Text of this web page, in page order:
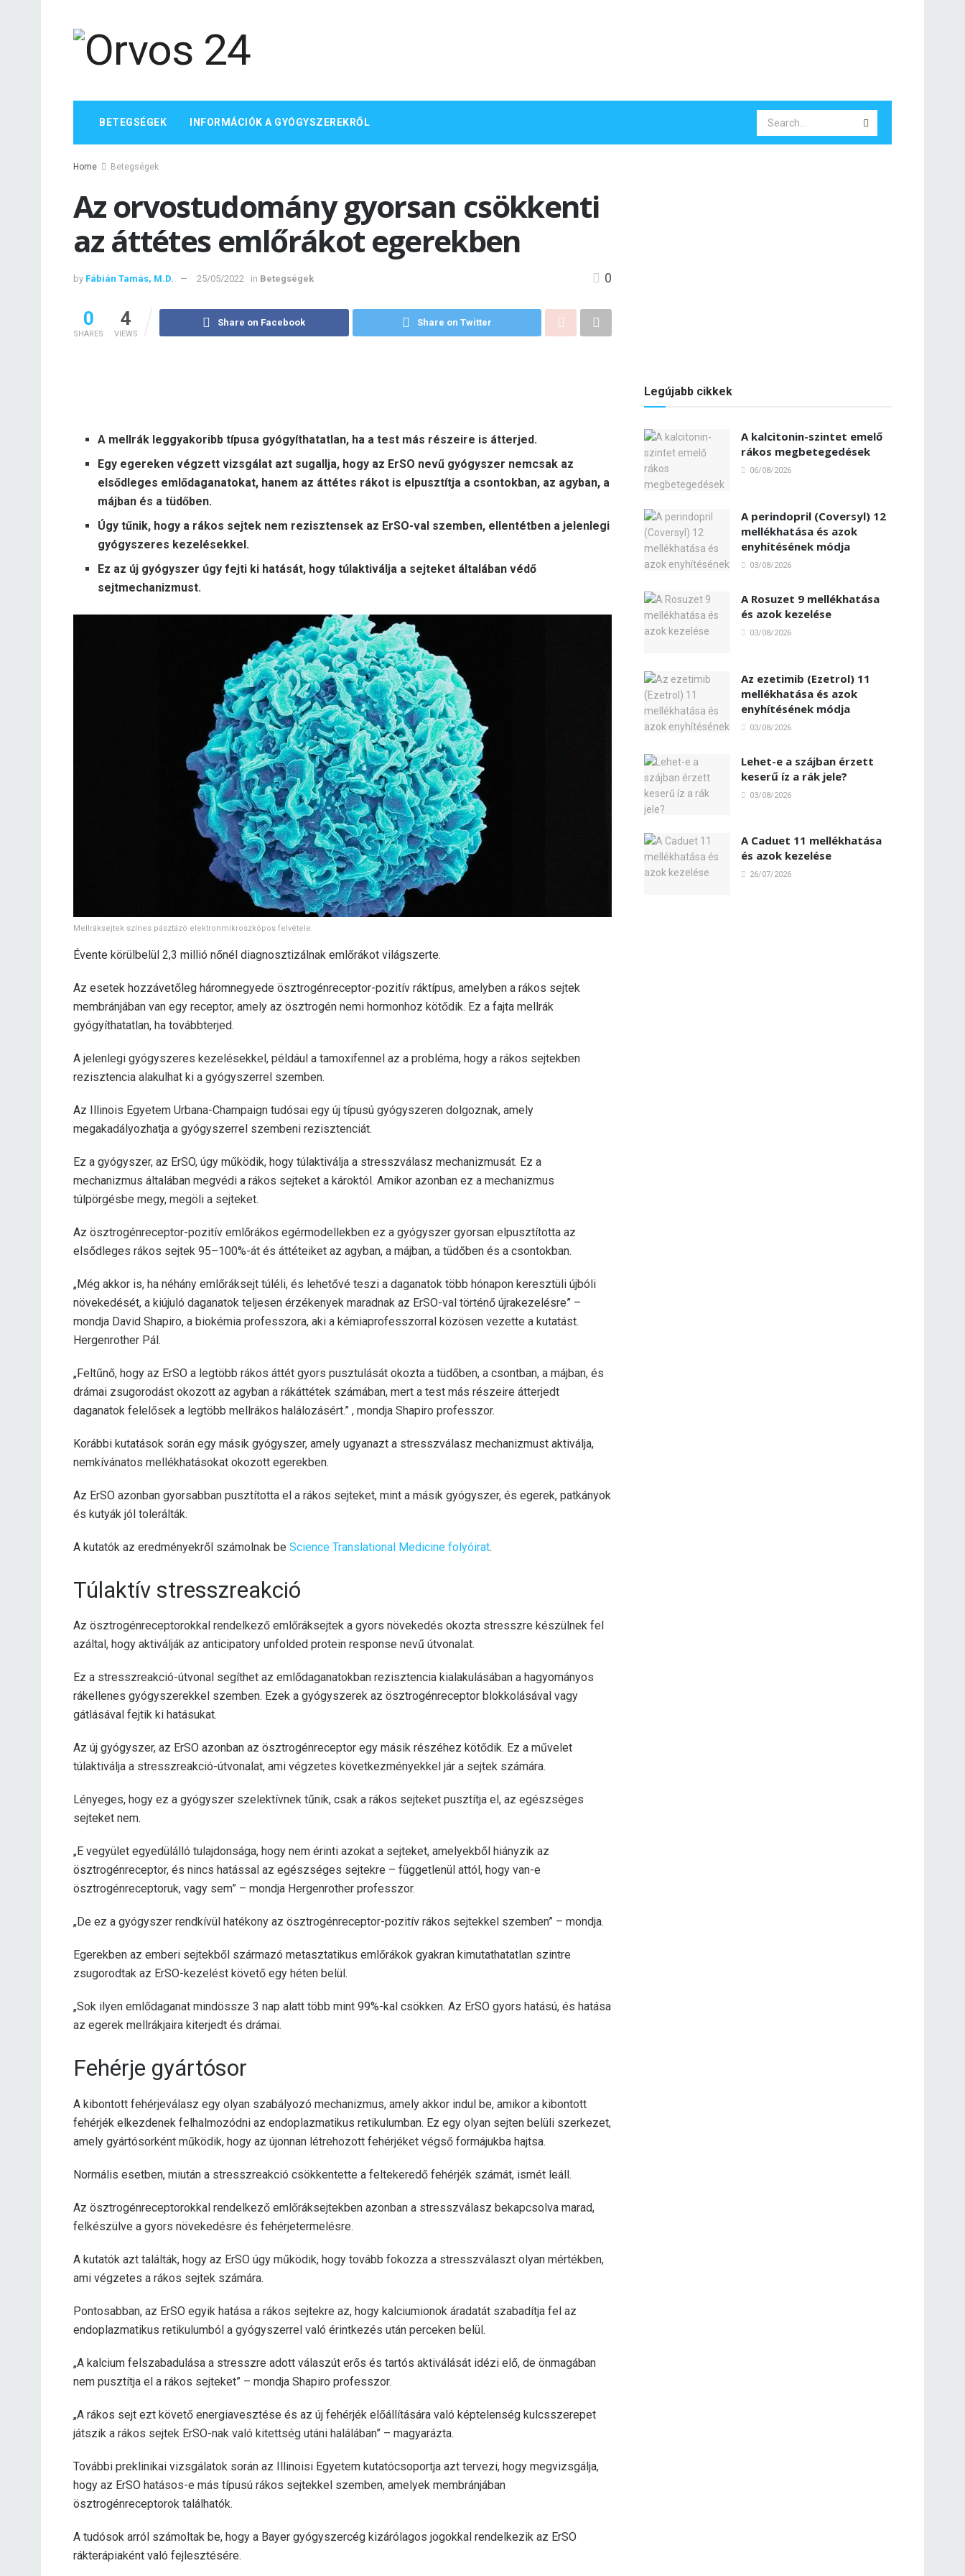
BETEGSÉGEK INFORMÁCIÓK A GYÓGYSZEREKRŐL
Home Betegségek
Az orvostudomány gyorsan csökkenti
az áttétes emlőrákot egerekben
by Fábián Tamás, M.D. 25/05/2022 in Betegségek 0
0
SHARES
4
VIEWS
Share on Facebook Share on Twitter
A mellrák leggyakoribb típusa gyógyíthatatlan, ha a test más részeire is átterjed.
Egy egereken végzett vizsgálat azt sugallja, hogy az ErSO nevű gyógyszer nemcsak az
elsődleges emlődaganatokat, hanem az áttétes rákot is elpusztítja a csontokban, az agyban, a
májban és a tüdőben.
Úgy tűnik, hogy a rákos sejtek nem rezisztensek az ErSO-val szemben, ellentétben a jelenlegi
gyógyszeres kezelésekkel.
Ez az új gyógyszer úgy fejti ki hatását, hogy túlaktiválja a sejteket általában védő
sejtmechanizmust.
Mellráksejtek színes pásztázó elektronmikroszkópos felvétele.
Évente körülbelül 2,3 millió nőnél diagnosztizálnak emlőrákot világszerte.
Az esetek hozzávetőleg háromnegyede ösztrogénreceptor-pozitív ráktípus, amelyben a rákos sejtek
membránjában van egy receptor, amely az ösztrogén nemi hormonhoz kötődik. Ez a fajta mellrák
gyógyíthatatlan, ha továbbterjed.
A jelenlegi gyógyszeres kezelésekkel, például a tamoxifennel az a probléma, hogy a rákos sejtekben
rezisztencia alakulhat ki a gyógyszerrel szemben.
Az Illinois Egyetem Urbana-Champaign tudósai egy új típusú gyógyszeren dolgoznak, amely
megakadályozhatja a gyógyszerrel szembeni rezisztenciát.
Ez a gyógyszer, az ErSO, úgy működik, hogy túlaktiválja a stresszválasz mechanizmusát. Ez a
mechanizmus általában megvédi a rákos sejteket a károktól. Amikor azonban ez a mechanizmus
túlpörgésbe megy, megöli a sejteket.
Az ösztrogénreceptor-pozitív emlőrákos egérmodellekben ez a gyógyszer gyorsan elpusztította az
elsődleges rákos sejtek 95–100%-át és áttéteiket az agyban, a májban, a tüdőben és a csontokban.
„Még akkor is, ha néhány emlőráksejt túléli, és lehetővé teszi a daganatok több hónapon keresztüli újbóli
növekedését, a kiújuló daganatok teljesen érzékenyek maradnak az ErSO-val történő újrakezelésre” –
mondja David Shapiro, a biokémia professzora, aki a kémiaprofesszorral közösen vezette a kutatást.
Hergenrother Pál.
„Feltűnő, hogy az ErSO a legtöbb rákos áttét gyors pusztulását okozta a tüdőben, a csontban, a májban, és
drámai zsugorodást okozott az agyban a rákáttétek számában, mert a test más részeire átterjedt
daganatok felelősek a legtöbb mellrákos halálozásért.” , mondja Shapiro professzor.
Korábbi kutatások során egy másik gyógyszer, amely ugyanazt a stresszválasz mechanizmust aktiválja,
nemkívánatos mellékhatásokat okozott egerekben.
Az ErSO azonban gyorsabban pusztította el a rákos sejteket, mint a másik gyógyszer, és egerek, patkányok
és kutyák jól tolerálták.
A kutatók az eredményekről számolnak be Science Translational Medicine folyóirat.
Túlaktív stresszreakció
Az ösztrogénreceptorokkal rendelkező emlőráksejtek a gyors növekedés okozta stresszre készülnek fel
azáltal, hogy aktiválják az anticipatory unfolded protein response nevű útvonalat.
Ez a stresszreakció-útvonal segíthet az emlődaganatokban rezisztencia kialakulásában a hagyományos
rákellenes gyógyszerekkel szemben. Ezek a gyógyszerek az ösztrogénreceptor blokkolásával vagy
gátlásával fejtik ki hatásukat.
Az új gyógyszer, az ErSO azonban az ösztrogénreceptor egy másik részéhez kötődik. Ez a művelet
túlaktiválja a stresszreakció-útvonalat, ami végzetes következményekkel jár a sejtek számára.
Lényeges, hogy ez a gyógyszer szelektívnek tűnik, csak a rákos sejteket pusztítja el, az egészséges
sejteket nem.
„E vegyület egyedülálló tulajdonsága, hogy nem érinti azokat a sejteket, amelyekből hiányzik az
ösztrogénreceptor, és nincs hatással az egészséges sejtekre – függetlenül attól, hogy van-e
ösztrogénreceptoruk, vagy sem” – mondja Hergenrother professzor.
„De ez a gyógyszer rendkívül hatékony az ösztrogénreceptor-pozitív rákos sejtekkel szemben” – mondja.
Egerekben az emberi sejtekből származó metasztatikus emlőrákok gyakran kimutathatatlan szintre
zsugorodtak az ErSO-kezelést követő egy héten belül.
„Sok ilyen emlődaganat mindössze 3 nap alatt több mint 99%-kal csökken. Az ErSO gyors hatású, és hatása
az egerek mellrákjaira kiterjedt és drámai.
Fehérje gyártósor
A kibontott fehérjeválasz egy olyan szabályozó mechanizmus, amely akkor indul be, amikor a kibontott
fehérjék elkezdenek felhalmozódni az endoplazmatikus retikulumban. Ez egy olyan sejten belüli szerkezet,
amely gyártósorként működik, hogy az újonnan létrehozott fehérjéket végső formájukba hajtsa.
Normális esetben, miután a stresszreakció csökkentette a feltekeredő fehérjék számát, ismét leáll.
Az ösztrogénreceptorokkal rendelkező emlőráksejtekben azonban a stresszválasz bekapcsolva marad,
felkészülve a gyors növekedésre és fehérjetermelésre.
A kutatók azt találták, hogy az ErSO úgy működik, hogy tovább fokozza a stresszválaszt olyan mértékben,
ami végzetes a rákos sejtek számára.
Pontosabban, az ErSO egyik hatása a rákos sejtekre az, hogy kalciumionok áradatát szabadítja fel az
endoplazmatikus retikulumból a gyógyszerrel való érintkezés után perceken belül.
„A kalcium felszabadulása a stresszre adott válaszút erős és tartós aktiválását idézi elő, de önmagában
nem pusztítja el a rákos sejteket” – mondja Shapiro professzor.
„A rákos sejt ezt követő energiavesztése és az új fehérjék előállítására való képtelenség kulcsszerepet
játszik a rákos sejtek ErSO-nak való kitettség utáni halálában” – magyarázta.
További preklinikai vizsgálatok során az Illinoisi Egyetem kutatócsoportja azt tervezi, hogy megvizsgálja,
hogy az ErSO hatásos-e más típusú rákos sejtekkel szemben, amelyek membránjában
ösztrogénreceptorok találhatók.
A tudósok arról számoltak be, hogy a Bayer gyógyszercég kizárólagos jogokkal rendelkezik az ErSO
rákterápiaként való fejlesztésére.
Legújabb cikkek
A kalcitonin-szintet emelő
rákos megbetegedések
06/08/2026
A perindopril (Coversyl) 12
mellékhatása és azok
enyhítésének módja
03/08/2026
A Rosuzet 9 mellékhatása
és azok kezelése
03/08/2026
Az ezetimib (Ezetrol) 11
mellékhatása és azok
enyhítésének módja
03/08/2026
Lehet-e a szájban érzett
keserű íz a rák jele?
03/08/2026
A Caduet 11 mellékhatása
és azok kezelése
26/07/2026